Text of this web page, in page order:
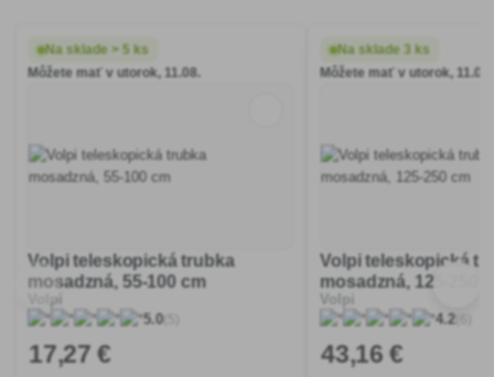
Na sklade > 5 ks
Môžete mať v utorok, 11.08.
Volpi teleskopická trubka
mosadzná, 55-100 cm
Volpi
5.0(5)
17,27 €
Na sklade 3 ks
Môžete mať v utorok, 11.08.
Volpi teleskopická
mosadzná, 125-250
Volpi
4.2
43,16 €